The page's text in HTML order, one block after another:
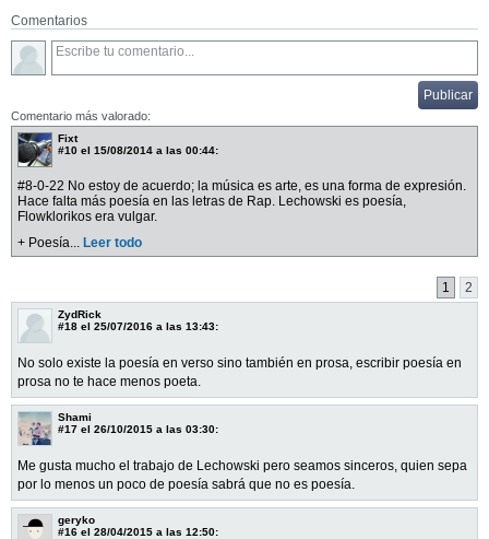
Comentarios
Comentario más valorado:
Fixt
#10 el 15/08/2014 a las 00:44:
#8-0-22 No estoy de acuerdo; la música es arte, es una forma de expresión.
Hace falta más poesía en las letras de Rap. Lechowski es poesía,
Flowklorikos era vulgar.
+ Poesía... Leer todo
1 2
ZydRick
#18 el 25/07/2016 a las 13:43:
No solo existe la poesía en verso sino también en prosa, escribir poesía en
prosa no te hace menos poeta.
Shami
#17 el 26/10/2015 a las 03:30:
Me gusta mucho el trabajo de Lechowski pero seamos sinceros, quien sepa
por lo menos un poco de poesía sabrá que no es poesía.
geryko
#16 el 28/04/2015 a las 12:50: